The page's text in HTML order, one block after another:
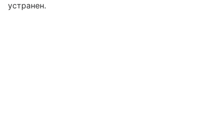
устранен.